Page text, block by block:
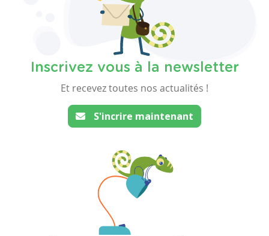
Inscrivez vous à la newsletter
Et recevez toutes nos actualités !
S'incrire maintenant